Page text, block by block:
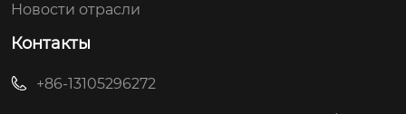
Новости отрасли
Контакты
+86-13105296272